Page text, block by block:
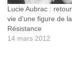
Lucie Aubrac :
vie d’une figure de la
Résistance
14 mars 2012